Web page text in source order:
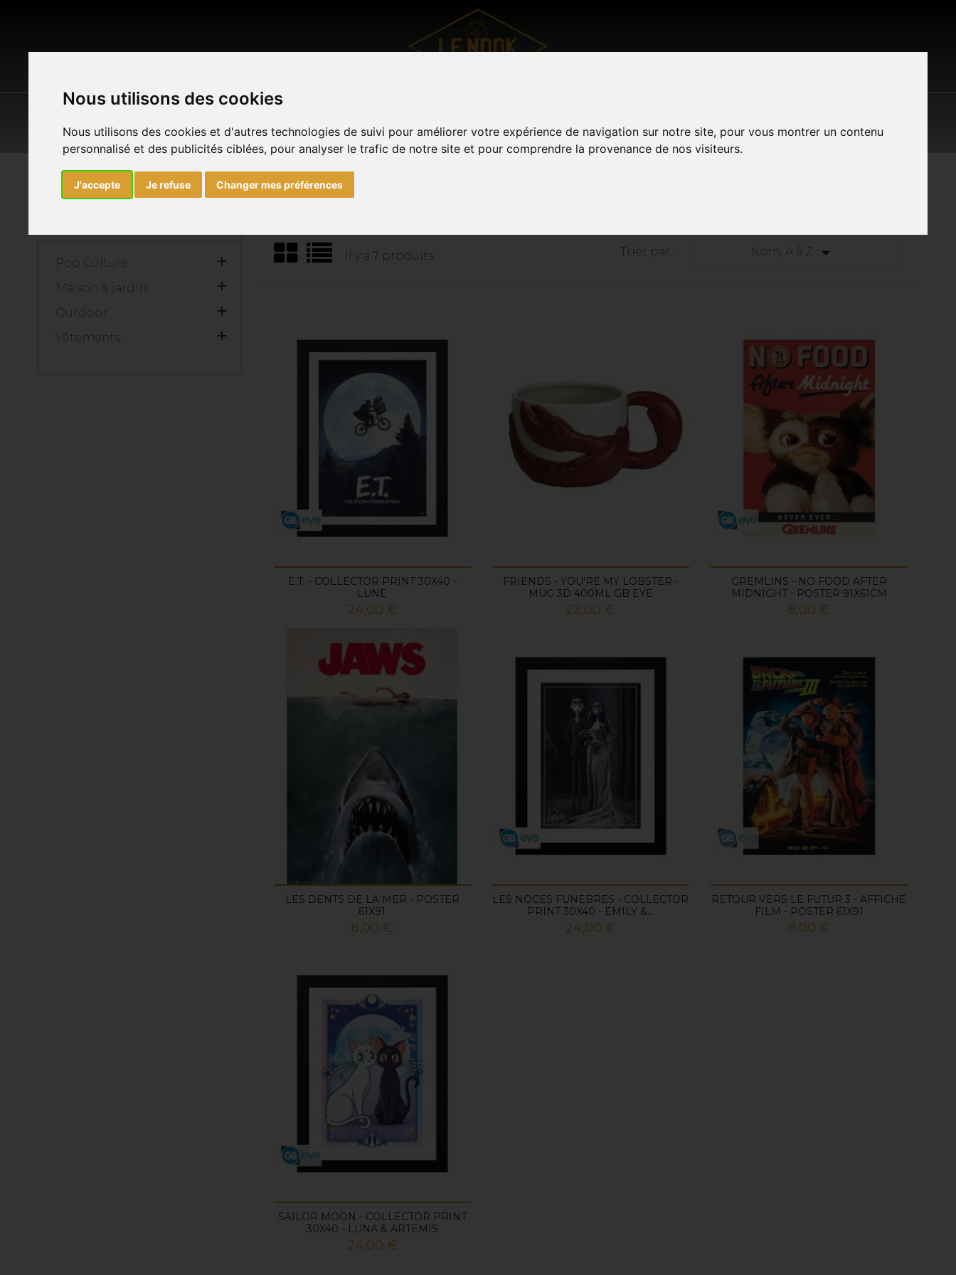
Nous utilisons des cookies
Nous utilisons des cookies et d'autres technologies de suivi pour améliorer votre expérience de navigation sur notre site, pour vous montrer un contenu
personnalisé et des publicités ciblées, pour analyser le trafic de notre site et pour comprendre la provenance de nos visiteurs.
J'accepte Je refuse Changer mes préférences
POP CULTURE MAISON & JARDIN
0
Accueil Marques GB EYE
Pop Culture 
Maison & jardin 
Outdoor 
Vêtements 
Il y a 7 produits. Trier par : Nom, A à Z 
E.T. - COLLECTOR PRINT 30X40 -
LUNE
Prix
24,00 €
FRIENDS - YOU'RE MY LOBSTER -
MUG 3D 400ML GB EYE
Prix
22,00 €
GREMLINS - NO FOOD AFTER
MIDNIGHT - POSTER 91X61CM
Prix
8,00 €
LES DENTS DE LA MER - POSTER
61X91
Prix
8,00 €
LES NOCES FUNEBRES - COLLECTOR
PRINT 30X40 - EMILY &...
Prix
24,00 €
RETOUR VERS LE FUTUR 3 - AFFICHE
FILM - POSTER 61X91
Prix
8,00 €
SAILOR MOON - COLLECTOR PRINT
30X40 - LUNA & ARTEMIS
Prix
24,00 €